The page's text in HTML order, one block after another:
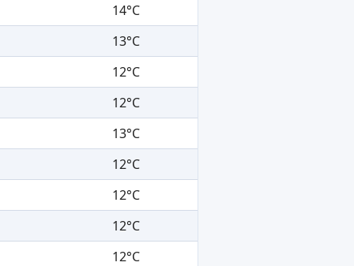
14°C
13°C
12°C
12°C
13°C
12°C
12°C
12°C
12°C